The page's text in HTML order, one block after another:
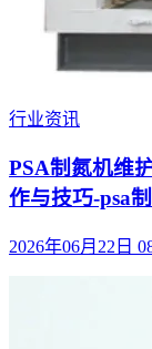
行业资讯
PSA制氮机维
作与技巧-psa
2026年06月22日